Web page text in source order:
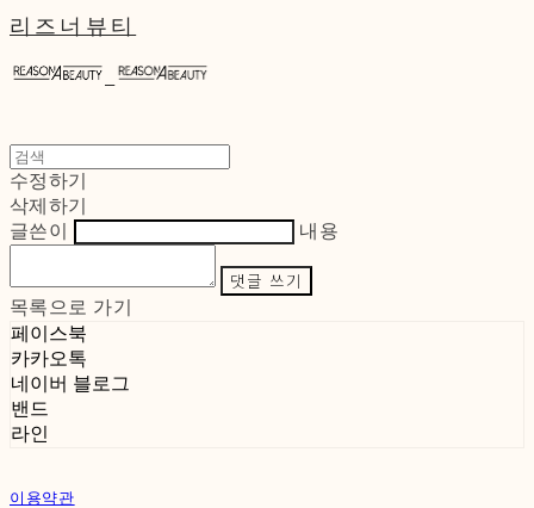
리즈너뷰티
수정하기
삭제하기
글쓴이
내용
댓글 쓰기
목록으로 가기
페이스북
카카오톡
네이버 블로그
밴드
라인
이용약관